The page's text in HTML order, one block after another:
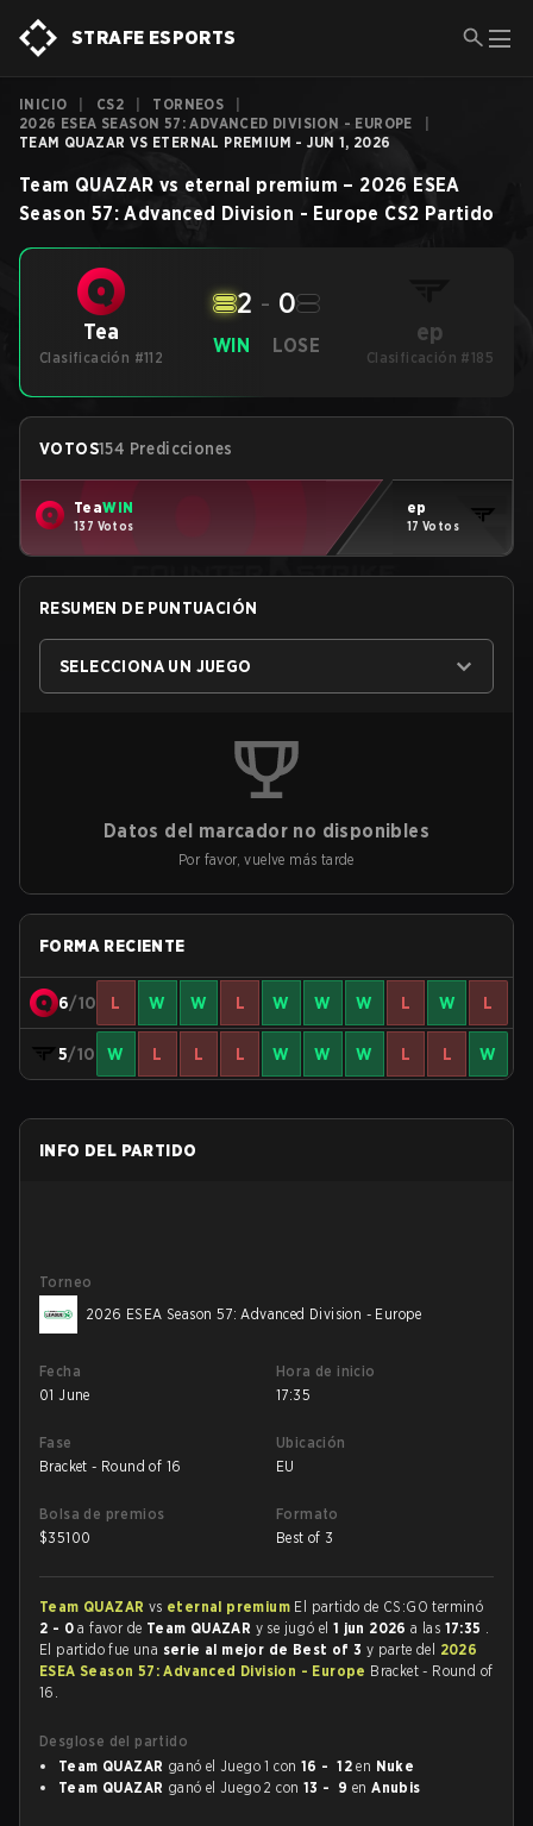
STRAFE ESPORTS
INICIO CS2 TORNEOS
2026 ESEA SEASON 57: ADVANCED DIVISION - EUROPE
TEAM QUAZAR VS ETERNAL PREMIUM - JUN 1, 2026
Team QUAZAR vs eternal premium – 2026 ESEA
Season 57: Advanced Division - Europe CS2 Partido
Tea
Clasificación #112
WIN
2 - 0
LOSE ep
Clasificación #185
VOTOS154 Predicciones
TeaWIN
137 Votos
ep
17 Votos
RESUMEN DE PUNTUACIÓN
SELECCIONA UN JUEGO
Datos del marcador no disponibles
Por favor, vuelve más tarde
FORMA RECIENTE
6/10 L W W L W W W L W L
5/10 W L L L W W W L L W
INFO DEL PARTIDO
Torneo
2026 ESEA Season 57: Advanced Division - Europe
Fecha
01 June
Hora de inicio
17:35
Fase
Bracket - Round of 16
Ubicación
EU
Bolsa de premios
$35100
Formato
Best of 3
Team QUAZAR vs eternal premium El partido de CS:GO terminó
2 - 0 a favor de Team QUAZAR y se jugó el 1 jun 2026a las 17:35 .
El partido fue una serie al mejor de Best of 3 y parte del 2026
ESEA Season 57: Advanced Division - Europe Bracket - Round of
16.
Desglose del partido
Team QUAZAR ganó el Juego 1 con 16 - 12 en Nuke
Team QUAZAR ganó el Juego 2 con 13 - 9 enAnubis